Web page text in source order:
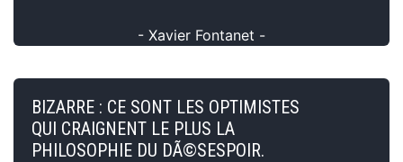
- Xavier Fontanet -
BIZARRE : CE SONT LES OPTIMISTES
QUI CRAIGNENT LE PLUS LA
PHILOSOPHIE DU DÃ©SESPOIR.